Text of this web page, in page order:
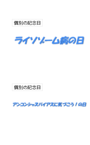
個別の記念日
個別の記念日